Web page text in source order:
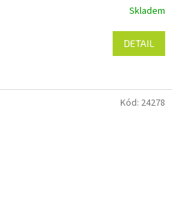
Skladem
DETAIL
Kód: 24278